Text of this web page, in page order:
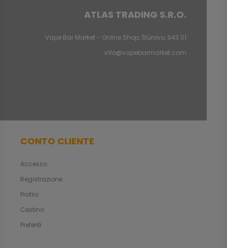
ATLAS TRADING S.R.O.
Vape Bar Market - Online Shop, Štúrovo, 943 01
info@vapebarmarket.com
CONTO CLIENTE
Accesso
Registrazione
Profilo
Cestino
Preferiti